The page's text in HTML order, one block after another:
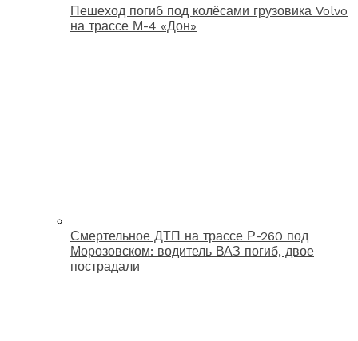
Пешеход погиб под колёсами грузовика Volvo
на трассе М-4 «Дон»
Смертельное ДТП на трассе Р-260 под
Морозовском: водитель ВАЗ погиб, двое
пострадали